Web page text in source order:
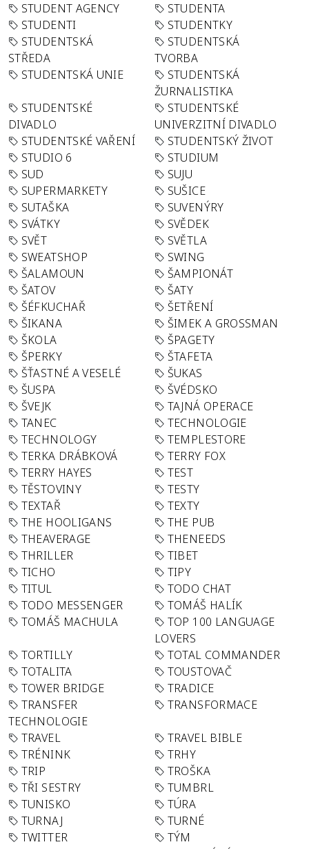
STUDENT AGENCY
STUDENTA
STUDENTI
STUDENTKY
STUDENTSKÁ
STŘEDA
STUDENTSKÁ
TVORBA
STUDENTSKÁ UNIE
STUDENTSKÁ
ŽURNALISTIKA
STUDENTSKÉ
DIVADLO
STUDENTSKÉ
UNIVERZITNÍ DIVADLO
STUDENTSKÉ VAŘENÍ
STUDENTSKÝ ŽIVOT
STUDIO 6
STUDIUM
SUD
SUJU
SUPERMARKETY
SUŠICE
SUTAŠKA
SUVENÝRY
SVÁTKY
SVĚDEK
SVĚT
SVĚTLA
SWEATSHOP
SWING
ŠALAMOUN
ŠAMPIONÁT
ŠATOV
ŠATY
ŠÉFKUCHAŘ
ŠETŘENÍ
ŠIKANA
ŠIMEK A GROSSMAN
ŠKOLA
ŠPAGETY
ŠPERKY
ŠTAFETA
ŠŤASTNÉ A VESELÉ
ŠUKAS
ŠUSPA
ŠVÉDSKO
ŠVEJK
TAJNÁ OPERACE
TANEC
TECHNOLOGIE
TECHNOLOGY
TEMPLESTORE
TERKA DRÁBKOVÁ
TERRY FOX
TERRY HAYES
TEST
TĚSTOVINY
TESTY
TEXTAŘ
TEXTY
THE HOOLIGANS
THE PUB
THEAVERAGE
THENEEDS
THRILLER
TIBET
TICHO
TIPY
TITUL
TODO CHAT
TODO MESSENGER
TOMÁŠ HALÍK
TOMÁŠ MACHULA
TOP 100 LANGUAGE
LOVERS
TORTILLY
TOTAL COMMANDER
TOTALITA
TOUSTOVAČ
TOWER BRIDGE
TRADICE
TRANSFER
TECHNOLOGIE
TRANSFORMACE
TRAVEL
TRAVEL BIBLE
TRÉNINK
TRHY
TRIP
TROŠKA
TŘI SESTRY
TUMBRL
TUNISKO
TÚRA
TURNAJ
TURNÉ
TWITTER
TÝM